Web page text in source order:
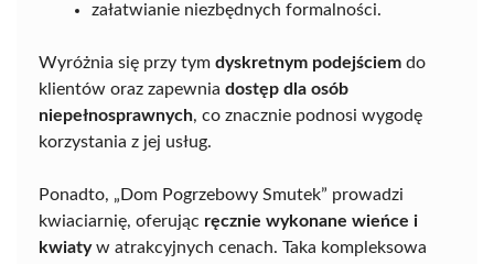
załatwianie niezbędnych formalności.
Wyróżnia się przy tym dyskretnym podejściem do
klientów oraz zapewnia dostęp dla osób
niepełnosprawnych, co znacznie podnosi wygodę
korzystania z jej usług.
Ponadto, „Dom Pogrzebowy Smutek” prowadzi
kwiaciarnię, oferując ręcznie wykonane wieńce i
kwiatyw atrakcyjnych cenach. Taka kompleksowa